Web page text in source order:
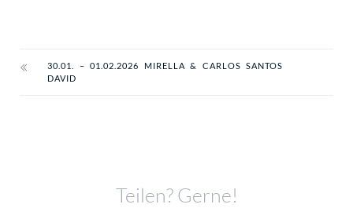
30.01. – 01.02.2026 MIRELLA & CARLOS SANTOS
DAVID
Teilen? Gerne!